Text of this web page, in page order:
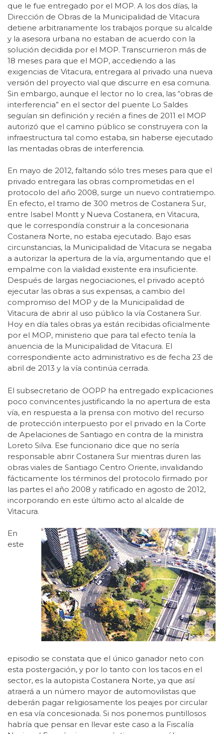
que le fue entregado por el MOP. A los dos días, la
Dirección de Obras de la Municipalidad de Vitacura
detiene arbitrariamente los trabajos porque su alcalde
y la asesora urbana no estaban de acuerdo con la
solución decidida por el MOP. Transcurrieron más de
18 meses para que el MOP, accediendo a las
exigencias de Vitacura, entregara al privado una nueva
versión del proyecto vial que discurre en esa comuna.
Sin embargo, aunque el lector no lo crea, las “obras de
interferencia” en el sector del puente Lo Saldes
seguían sin definición y recién a fines de 2011 el MOP
autorizó que el camino público se construyera con la
infraestructura tal como estaba, sin haberse ejecutado
las mentadas obras de interferencia.
En mayo de 2012, faltando sólo tres meses para que el
privado entregara las obras comprometidas en el
protocolo del año 2008, surge un nuevo contratiempo.
En efecto, el tramo de 300 metros de Costanera Sur,
entre Isabel Montt y Nueva Costanera, en Vitacura,
que le correspondía construir a la concesionaria
Costanera Norte, no estaba ejecutado. Bajo esas
circunstancias, la Municipalidad de Vitacura se negaba
a autorizar la apertura de la vía, argumentando que el
empalme con la vialidad existente era insuficiente.
Después de largas negociaciones, el privado aceptó
ejecutar las obras a sus expensas, a cambio del
compromiso del MOP y de la Municipalidad de
Vitacura de abrir al uso público la vía Costanera Sur.
Hoy en día tales obras ya están recibidas oficialmente
por el MOP, ministerio que para tal efecto tenía la
anuencia de la Municipalidad de Vitacura. El
correspondiente acto administrativo es de fecha 23 de
abril de 2013 y la vía continúa cerrada.
El subsecretario de OOPP ha entregado explicaciones
poco convincentes justificando la no apertura de esta
vía, en respuesta a la prensa con motivo del recurso
de protección interpuesto por el privado en la Corte
de Apelaciones de Santiago en contra de la ministra
Loreto Silva. Ese funcionario dice que no sería
responsable abrir Costanera Sur mientras duren las
obras viales de Santiago Centro Oriente, invalidando
fácticamente los términos del protocolo firmado por
las partes el año 2008 y ratificado en agosto de 2012,
incorporando en este último acto al alcalde de
Vitacura.
En
este
episodio se constata que el único ganador neto con
esta postergación, y por lo tanto con los tacos en el
sector, es la autopista Costanera Norte, ya que así
atraerá a un número mayor de automovilistas que
deberán pagar religiosamente los peajes por circular
en esa vía concesionada. Si nos ponemos puntillosos
habría que pensar en llevar este caso a la Fiscalía